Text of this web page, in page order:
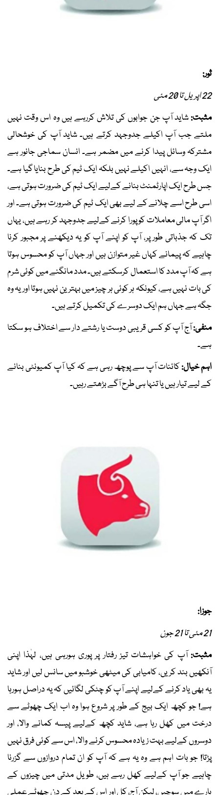
ثور:
22 اپریل تا 20 مئی
مثبت:شاید آپ جن جوابوں کی تلاش کررہے ہیں وہ اس وقت نہیں
ملتے جب آپ اکیلے جدوجہد کرتے ہیں۔ شاید آپ کی خوشحالی
مشترکہ وسائل پیدا کرنے میں مضمر ہے۔ انسان سماجی جانور ہے
ایک وجہ سے، انہیں اکیلے نہیں بلکہ ایک ٹیم کی طرح بنایا گیا ہے۔
جس طرح ایک اپارٹمنٹ بنانے کےلیے ایک ٹیم کی ضرورت ہوتی ہے،
اسی طرح اسے چلانے کے لیے بھی ایک ٹیم کی ضرورت ہوتی ہے۔ اور
اگر آپ مالی معاملات کو پورا کرنے کےلیے جدوجہد کر رہے ہیں، یہاں
تک کہ جذباتی طور پر، آپ کو اپنے آپ کو یہ دیکھنے پر مجبور کرنا
چاہیے کہ پیمانے کہاں غیر متوازن ہیں اور جہاں آپ کو محسوس ہوتا
ہے کہ آپ مدد کا استعمال کرسکتے ہیں۔ مدد مانگنے میں کوئی شرم
کی بات نہیں ہے، کیونکہ ہر کوئی ہر چیز میں بہترین نہیں ہوتا اور یہ وہ
جگہ ہے جہاں ہم ایک دوسرے کی تکمیل کرتے ہیں۔
منفی:آج آپ کو کسی قریبی دوست یا رشتے دار سے اختلاف ہو سکتا
ہے۔
اہم خیال:کائنات آپ سے پوچھ رہی ہے کہ کیا آپ کمیونٹی بنانے
کے لیے تیار ہیں یا تنہا ہی طرح آگے بڑھتے رہیں۔
جوزا:
21 مئی تا 21 جون
مثبت:آپ کی خواہشات تیز رفتار پر پوری ہورہی ہیں، لہٰذا اپنی
آنکھیں بند کریں، کامیابی کی میٹھی خوشبو میں سانس لیں اور شاید
یہ بھی یاد کرنے کےلیے اپنے آپ کو چٹکی لگائیں کہ یہ دراصل ہورہا
ہے! جو کچھ ایک بیج کے طور پر شروع ہوا وہ اب ایک چھوٹے سے
درخت میں کھل رہا ہے، شاید کچھ کےلیے پیسہ کمانے والا، اور
دوسروں کےلیے بہت زیادہ محسوس کرنے والا، اس سے کوئی فرق نہیں
پڑتا! جو بات اہم ہے وہ یہ ہے کہ آپ کو ان تمام دروازوں سے گزرنا
چاہیے جو آپ کےلیے کھل رہے ہیں، طویل مدتی میں چیزوں کے
بارے میں سوچیں، لیکن آج، کل اور اس کے بعد کے دن چھوٹے عملی